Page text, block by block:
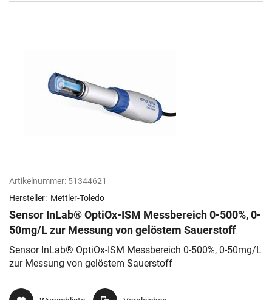
Artikelnummer: 51344621
Hersteller: Mettler-Toledo
Sensor InLab® OptiOx-ISM Messbereich 0-500%, 0-
50mg/L zur Messung von gelöstem Sauerstoff
Sensor InLab® OptiOx-ISM Messbereich 0-500%, 0-50mg/L
zur Messung von gelöstem Sauerstoff